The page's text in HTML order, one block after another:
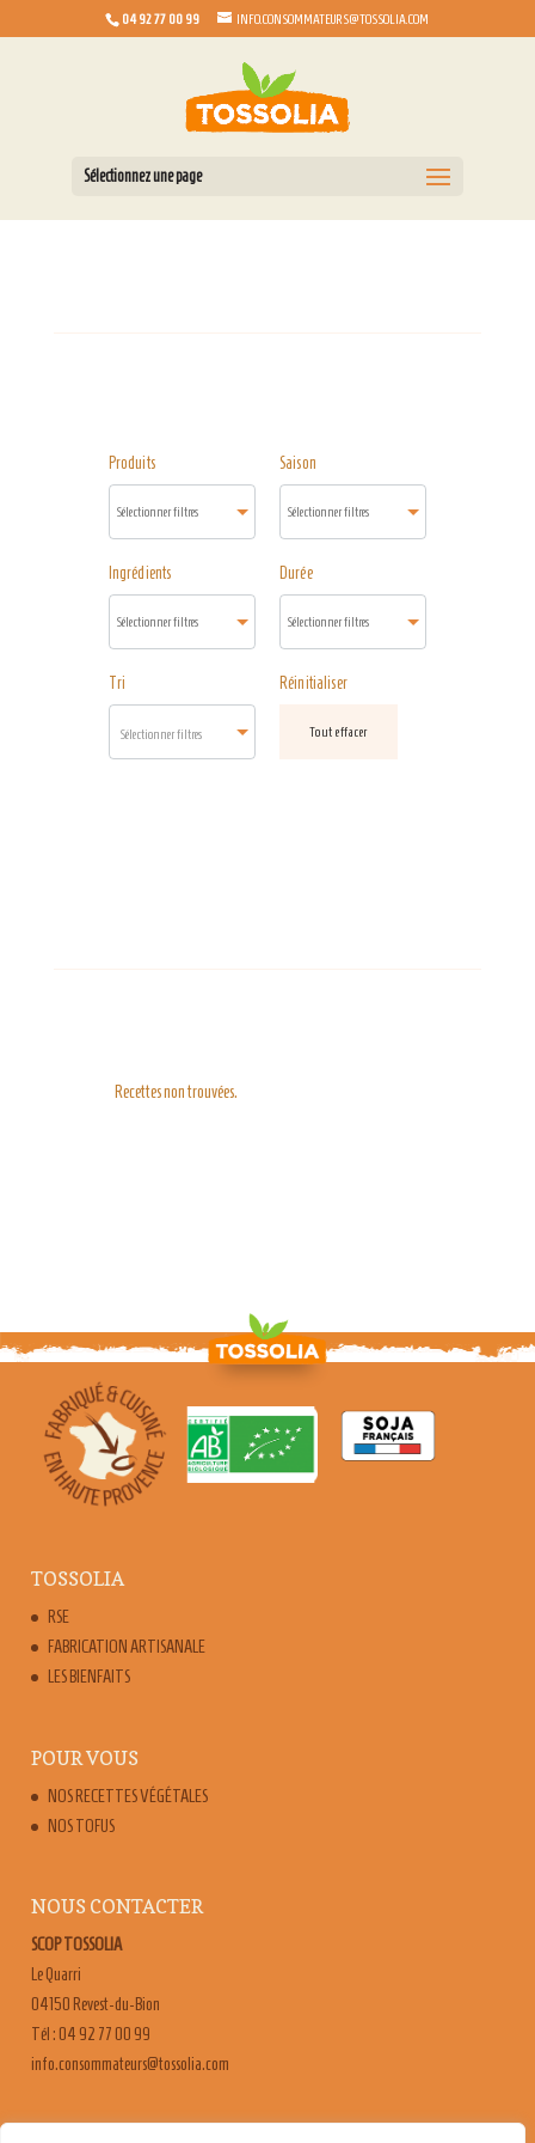
04 92 77 00 99 INFO.CONSOMMATEURS@TOSSOLIA.COM
Sélectionnez une page
Produits Saison
Ingrédients Durée
Tri
Sélectionner filtres
Réinitialiser
Tout effacer
Recettes non trouvées.
TOSSOLIA
RSE
FABRICATION ARTISANALE
LES BIENFAITS
POUR VOUS
NOS RECETTES VÉGÉTALES
NOS TOFUS
NOUS CONTACTER
SCOP TOSSOLIA
Le Quarri
04150 Revest-du-Bion
Tél : 04 92 77 00 99
moc.ailossot@sruetammosnoc.ofni